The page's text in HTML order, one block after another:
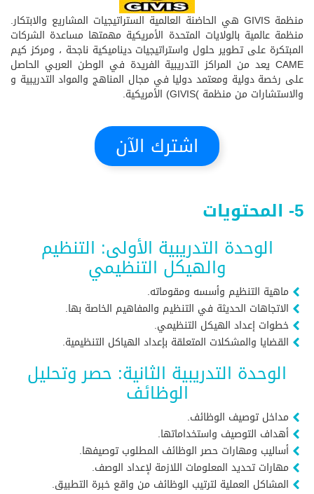
منظمة GIVIS هي الحاضنة العالمية الستراتيجيات المشاريع والابتكار.
منظمة عالمية بالولايات المتحدة الأمريكية مهمتها مساعدة الشركات
المبتكرة على تطوير حلول واستراتيجيات ديناميكية ناجحة ، ومركز كيم
CAME يعد من المراكز التدريبية الفريدة في الوطن العربي الحاصل
على رخصة دولية ومعتمد دوليا في مجال المناهج والمواد التدريبية و
والاستشارات من منظمة )GIVIS) الأمريكية.
اشترك الآن
5- المحتويات
الوحدة التدريبية الأولى: التنظيم
والهيكل التنظيمي
ماهية التنظيم وأسسه ومقوماته.
الاتجاهات الحديثة في التنظيم والمفاهيم الخاصة بها.
خطوات إعداد الهيكل التنظيمي.
القضايا والمشكلات المتعلقة بإعداد الهياكل التنظيمية.
الوحدة التدريبية الثانية: حصر وتحليل
الوظائف
مداخل توصيف الوظائف.
أهداف التوصيف واستخداماتها.
أساليب ومهارات حصر الوظائف المطلوب توصيفها.
مهارات تحديد المعلومات اللازمة لإعداد الوصف.
المشاكل العملية لترتيب الوظائف من واقع خبرة التطبيق.